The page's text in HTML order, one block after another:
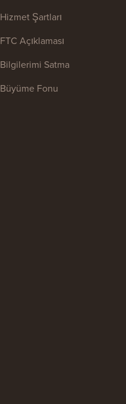
Hizmet Şartları
FTC Açıklaması
Bilgilerimi Satma
Büyüme Fonu